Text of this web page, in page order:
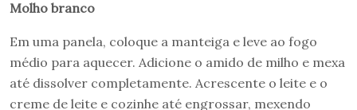
Molho branco
Em uma panela, coloque a manteiga e leve ao fogo
médio para aquecer. Adicione o amido de milho e mexa
até dissolver completamente. Acrescente o leite e o
creme de leite e cozinhe até engrossar, mexendo